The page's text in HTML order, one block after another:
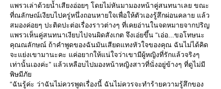
พรวเล่าด้วยน้ำเสียงอ่อยๆ โดยไม่หันมามองหน้าคู่สนทนาเลย ขณะ
ที่ณลักษณ์เงียบไปครู่หนึ่งถอนหายใจเพื่อให้ตัวเองรู้สึกผ่อนคลาย แล้ว
สมองค่อยๆ ปะติดปะต่อเรื่องราวต่างๆ ที่เคยอ่านในจดหมายจากปริญ
พรวเห็นคู่สนทนาเงียบไปจนผิดสังเกต จึงเอ่ยขึ้น “เอ่อ...ขอโทษนะ
คุณณลักษณ์ ถ้าคำพูดของฉันมันเสียดแทงหัวใจของคุณ ฉันไม่ได้คิด
จะแย่งเขามานะคะ แค่อยากให้แน่ใจว่าเขามีผู้หญิงที่รักแล้วจริงๆ
เท่านั้นเองค่ะ” แล้วเหลือบไปมองหน้าหญิงสาวที่นั่งอยู่ข้างๆ ที่ดูไม่มี
พิษมีภั
“ฉันรู้ค่ะ ว่าฉันไม่ควรพูดเรื่องนี้ ฉันไม่ควรจะทำร้ายความรู้สึกของ